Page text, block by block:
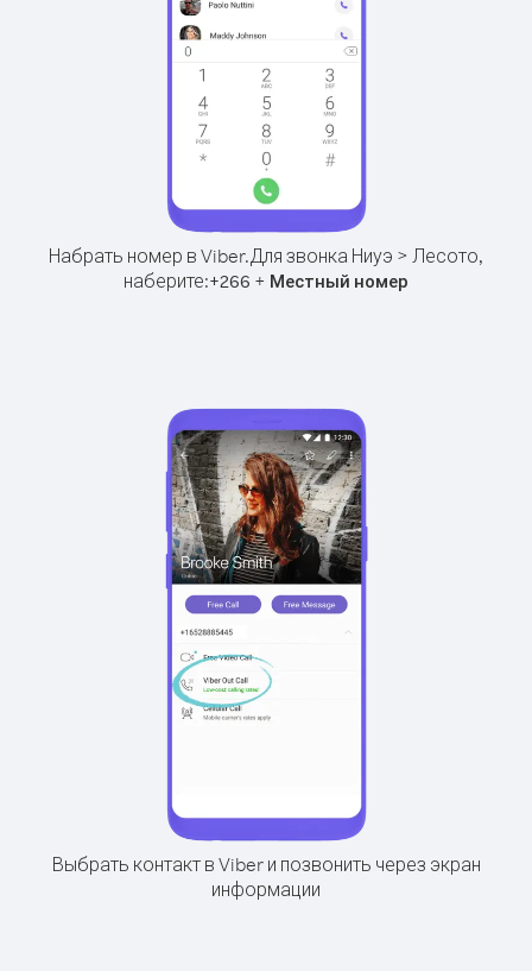
Набрать номер в Viber.Для звонка Ниуэ > Лесото,
наберите:+266 + Местный номер
Выбрать контакт в Viber и позвонить через экран
информации